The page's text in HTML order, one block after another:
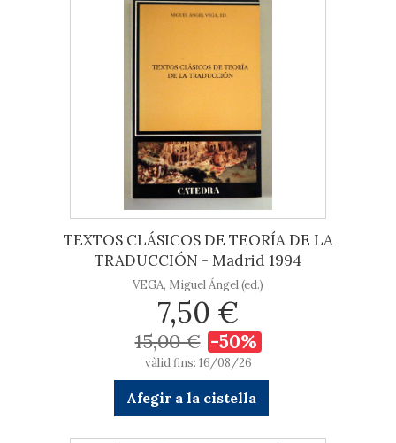
TEXTOS CLÁSICOS DE TEORÍA DE LA
TRADUCCIÓN - Madrid 1994
VEGA, Miguel Ángel (ed.)
7,50 €
15,00 € -50%
vàlid fins: 16/08/26
Afegir a la cistella